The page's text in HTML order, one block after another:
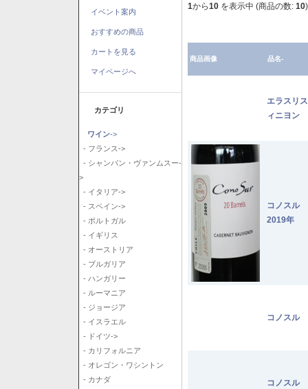
イベント案内
おすすめの商品
カートを見る
マイページへ
カテゴリ
ワイン->
- フランス->
- シャンパン・ヴァンムスー-
>
- イタリア->
- スペイン->
- ポルトガル
- イギリス
- オーストリア
- ブルガリア
- ハンガリー
- ルーマニア
- ジョージア
- イスラエル
- ドイツ->
- カリフォルニア
- オレゴン・ワシントン
- カナダ
1から10 を表示中 (商品の数: 10)
商品画像 品名-
エラスリ
ィニヨン
コノスル
2019年
コノスル
コノスル